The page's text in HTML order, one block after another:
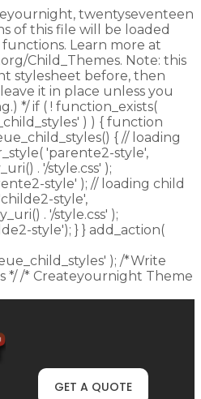
twentyseventeen
of this file will be loaded
Learn more at
Child_Themes. Note: this
stylesheet before, then
it in place unless you
*/ if ( ! function_exists(
) ) { function
{ // loading
'parente2-style',
. '/style.css' );
style' ); // loading child
style',
. '/style.css' );
style'); } } add_action(
); /*Write
*/ /* Createyournight Theme
GET A QUOTE